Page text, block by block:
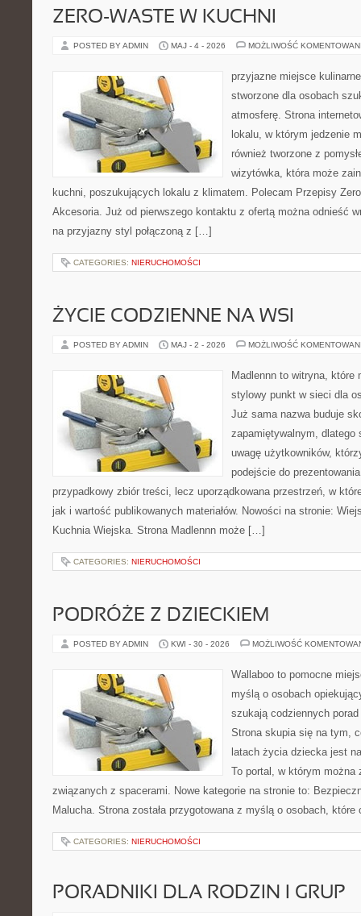
ZERO-WASTE W KUCHNI
POSTED BY ADMIN MAJ - 4 - 2026 MOŻLIWOŚĆ
przyjazne miejsce
stworzone dla osobach
atmosferę. Strona
lokalu, w którym jedzenie
również tworzone z
wizytówka, która może
kuchni, poszukujących lokalu z klimatem. Polecam Przepisy
Akcesoria. Już od pierwszego kontaktu z ofertą można odnieść
na przyjazny styl połączoną z […]
CATEGORIES: NIERUCHOMOŚCI
ŻYCIE CODZIENNE NA WSI
POSTED BY ADMIN MAJ - 2 - 2026 MOŻLIWOŚĆ
Madlennn to witryna, które
stylowy punkt w sieci dla
Już sama nazwa buduje
zapamiętywalnym, dlatego
uwagę użytkowników,
podejście do
przypadkowy zbiór treści, lecz uporządkowana przestrzeń, w
jak i wartość publikowanych materiałów. Nowości na stronie:
Kuchnia Wiejska. Strona Madlennn może […]
CATEGORIES: NIERUCHOMOŚCI
PODRÓŻE Z DZIECKIEM
POSTED BY ADMIN KWI - 30 - 2026 MOŻLIWOŚĆ
Wallaboo to pomocne
myślą o osobach
szukają codziennych
Strona skupia się na tym,
latach życia dziecka jest
To portal, w którym można
związanych z spacerami. Nowe kategorie na stronie to:
Malucha. Strona została przygotowana z myślą o osobach,
CATEGORIES: NIERUCHOMOŚCI
PORADNIKI DLA RODZIN I GRUP